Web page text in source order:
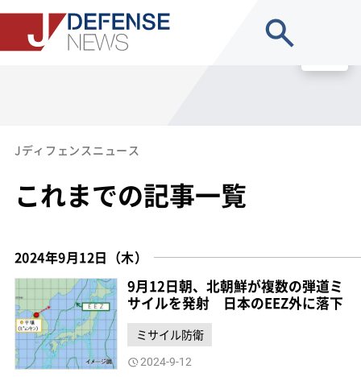
Jディフェンスニュース
これまでの記事一覧
2024年9月12日（木）
9月12日朝、北朝鮮が複数の弾道ミ
サイルを発射 日本のEEZ外に落下
ミサイル防衛
2024-9-12